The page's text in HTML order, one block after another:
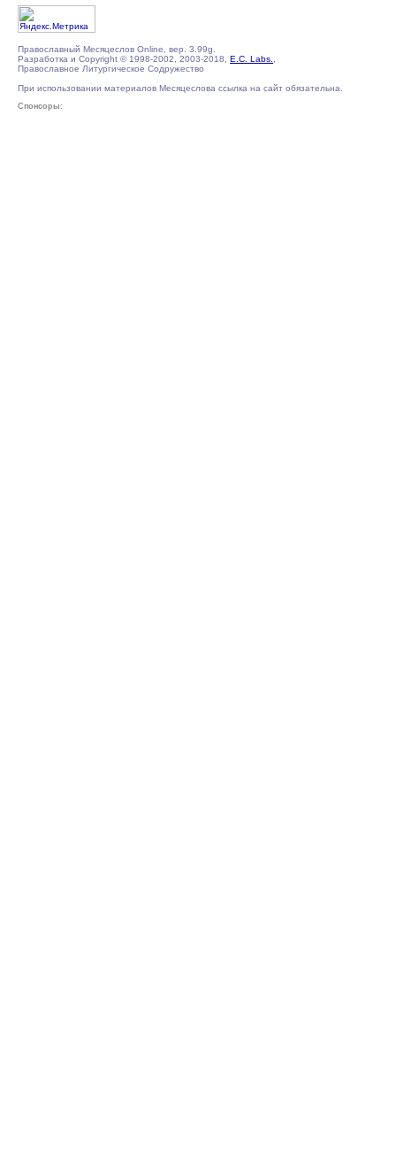
Православный Месяцеслов Online, вер. 3.99g.
Разработка и Copyright © 1998-2002, 2003-2018, E.C. Labs.
Православное Литургическое Содружество
При использовании материалов Месяцеслова ссылка на сайт обязательна.
Спонсоры: